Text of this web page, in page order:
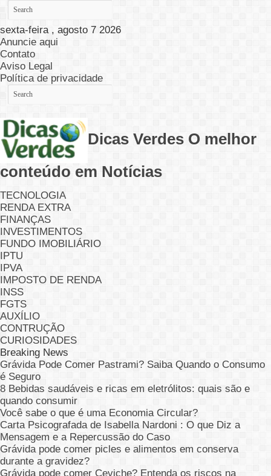
sexta-feira , agosto 7 2026
Anuncie aqui
Contato
Aviso Legal
Política de privacidade
Dicas Verdes O melhor
conteúdo em Notícias
TECNOLOGIA
RENDA EXTRA
FINANÇAS
INVESTIMENTOS
FUNDO IMOBILIÁRIO
IPTU
IPVA
IMPOSTO DE RENDA
INSS
FGTS
AUXÍLIO
CONTRUÇÃO
CURIOSIDADES
Breaking News
Grávida Pode Comer Pastrami? Saiba Quando o Consumo
é Seguro
8 Bebidas saudáveis e ricas em eletrólitos: quais são e
quando consumir
Você sabe o que é uma Economia Circular?
Carta Psicografada de Isabella Nardoni : O que Diz a
Mensagem e a Repercussão do Caso
Grávida pode comer picles e alimentos em conserva
durante a gravidez?
Grávida pode comer Ceviche? Entenda os riscos na